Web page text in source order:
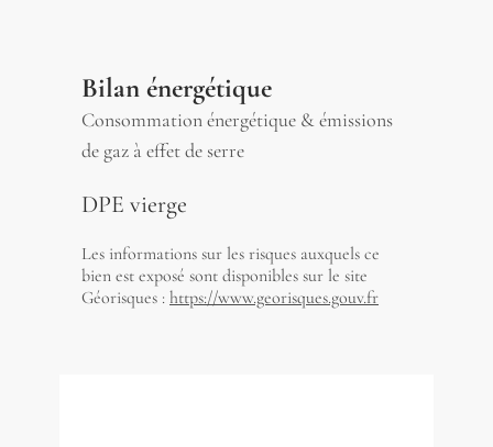
Bilan énergétique
Consommation énergétique & émissions
de gaz à effet de serre
DPE vierge
Les informations sur les risques auxquels ce
bien est exposé sont disponibles sur le site
Géorisques : https://www.georisques.gouv.fr